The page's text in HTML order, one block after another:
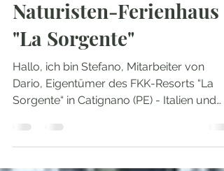
26. Feb. 2025
2 Min. Lesezeit
Naturisten-Ferienhaus
"La Sorgente"
Hallo, ich bin Stefano, Mitarbeiter von
Dario, Eigentümer des FKK-Resorts “La